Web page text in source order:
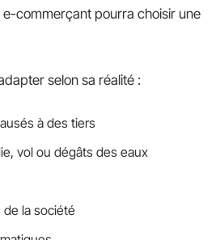
e-commerçant pourra choisir une
selon sa réalité :
à des tiers
vol ou dégâts des eaux
de la société